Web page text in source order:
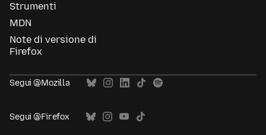
Strumenti
MDN
Note di versione di
Firefox
Segui @Mozilla
Segui @Firefox